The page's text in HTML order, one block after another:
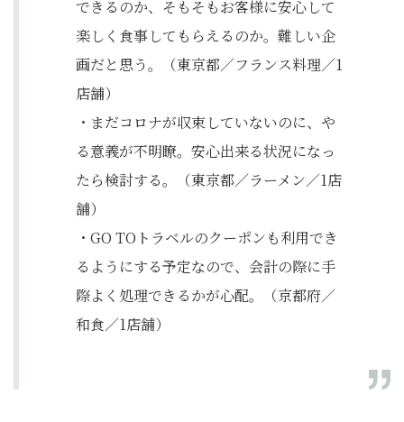
できるのか、そもそもお客様に安心して
楽しく食事してもらえるのか。難しい企
画だと思う。（東京都／フランス料理／1
店舗）
・まだコロナが収束していないのに、や
る意義が不明瞭。安心出来る状況になっ
たら検討する。（東京都／ラーメン／1店
舗）
・GO TOトラベルのクーポンも利用でき
るようにする予定なので、会計の際に手
際よく処理できるかが心配。（京都府／
和食／1店舗）